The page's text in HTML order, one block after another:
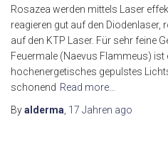
Rosazea werden mittels Laser
reagieren gut auf den Diodenlaser,
auf den KTP Laser. Für sehr feine
Feuermale (Naevus Flammeus) ist
hochenergetisches gepulstes
schonend Read more…
Byalderma 17 Jahren ago